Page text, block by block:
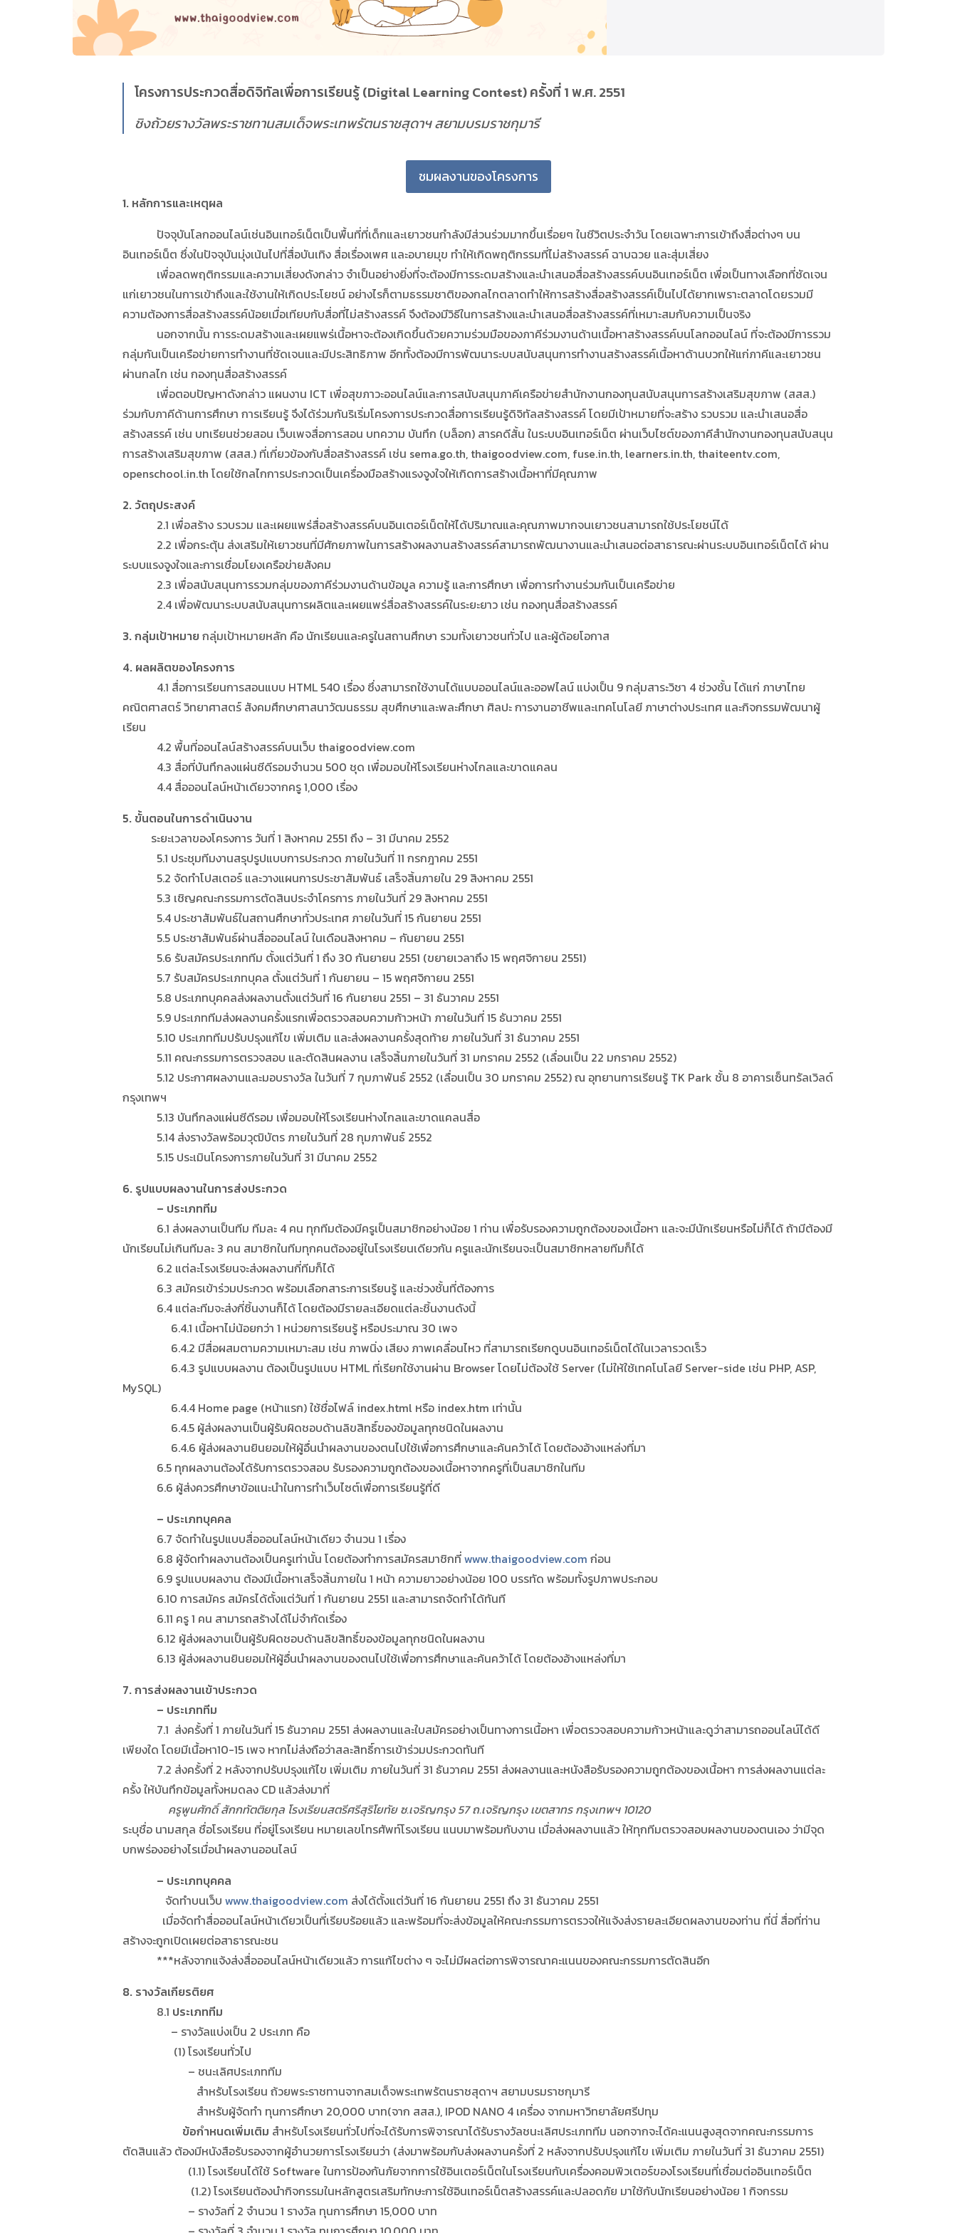
โครงการประกวดสื่อดิจิทัลเพื่อการเรียนรู้ (Digital Learning Contest) ครั้งที่ 1 พ.ศ. 2551
ชิงถ้วยรางวัลพระราชทานสมเด็จพระเทพรัตนราชสุดาฯ สยามบรมราชกุมารี
ชมผลงานของโครงการ
1. หลักการและเหตุผล
ปัจจุบันโลกออนไลน์เช่นอินเทอร์เน็ตเป็นพื้นที่ที่เด็กและเยาวชนกำลังมีส่วนร่วมมากขึ้นเรื่อยๆ ในชีวิตประจำวัน โดยเฉพาะการเข้าถึงสื่อต่างๆ บน
อินเทอร์เน็ต ซึ่งในปัจจุบันมุ่งเน้นไปที่สื่อบันเทิง สื่อเรื่องเพศ และอบายมุข ทำให้เกิดพฤติกรรมที่ไม่สร้างสรรค์ ฉาบฉวย และสุ่มเสี่ยง
เพื่อลดพฤติกรรมและความเสี่ยงดังกล่าว จำเป็นอย่างยิ่งที่จะต้องมีการระดมสร้างและนำเสนอสื่อสร้างสรรค์บนอินเทอร์เน็ต เพื่อเป็นทางเลือกที่ชัดเจน
แก่เยาวชนในการเข้าถึงและใช้งานให้เกิดประโยชน์ อย่างไรก็ตามธรรมชาติของกลไกตลาดทำให้การสร้างสื่อสร้างสรรค์เป็นไปได้ยากเพราะตลาดโดยรวมมี
ความต้องการสื่อสร้างสรรค์น้อยเมื่อเทียบกับสื่อที่ไม่สร้างสรรค์ จึงต้องมีวิธีในการสร้างและนำเสนอสื่อสร้างสรรค์ที่เหมาะสมกับความเป็นจริง
นอกจากนั้น การระดมสร้างและเผยแพร่เนื้อหาจะต้องเกิดขึ้นด้วยความร่วมมือของภาคีร่วมงานด้านเนื้อหาสร้างสรรค์บนโลกออนไลน์ ที่จะต้องมีการรวม
กลุ่มกันเป็นเครือข่ายการทำงานที่ชัดเจนและมีประสิทธิภาพ อีกทั้งต้องมีการพัฒนาระบบสนับสนุนการทำงานสร้างสรรค์เนื้อหาด้านบวกให้แก่ภาคีและเยาวชน
ผ่านกลไก เช่น กองทุนสื่อสร้างสรรค์
เพื่อตอบปัญหาดังกล่าว แผนงาน ICT เพื่อสุขภาวะออนไลน์และการสนับสนุนภาคีเครือข่ายสำนักงานกองทุนสนับสนุนการสร้างเสริมสุขภาพ (สสส.)
ร่วมกับภาคีด้านการศึกษา การเรียนรู้ จึงได้ร่วมกันริเริ่มโครงการประกวดสื่อการเรียนรู้ดิจิทัลสร้างสรรค์ โดยมีเป้าหมายที่จะสร้าง รวบรวม และนำเสนอสื่อ
สร้างสรรค์ เช่น บทเรียนช่วยสอน เว็บเพจสื่อการสอน บทความ บันทึก (บล็อก) สารคดีสั้น ในระบบอินเทอร์เน็ต ผ่านเว็บไซต์ของภาคีสำนักงานกองทุนสนับสนุน
การสร้างเสริมสุขภาพ (สสส.) ที่เกี่ยวข้องกับสื่อสร้างสรรค์ เช่น sema.go.th, thaigoodview.com, fuse.in.th, learners.in.th, thaiteentv.com,
openschool.in.th โดยใช้กลไกการประกวดเป็นเครื่องมือสร้างแรงจูงใจให้เกิดการสร้างเนื้อหาที่มีคุณภาพ
2. วัตถุประสงค์
2.1 เพื่อสร้าง รวบรวม และเผยแพร่สื่อสร้างสรรค์บนอินเตอร์เน็ตให้ได้ปริมาณและคุณภาพมากจนเยาวชนสามารถใช้ประโยชน์ได้
2.2 เพื่อกระตุ้น ส่งเสริมให้เยาวชนที่มีศักยภาพในการสร้างผลงานสร้างสรรค์สามารถพัฒนางานและนำเสนอต่อสาธารณะผ่านระบบอินเทอร์เน็ตได้ ผ่าน
ระบบแรงจูงใจและการเชื่อมโยงเครือข่ายสังคม
2.3 เพื่อสนับสนุนการรวมกลุ่มของภาคีร่วมงานด้านข้อมูล ความรู้ และการศึกษา เพื่อการทำงานร่วมกันเป็นเครือข่าย
2.4 เพื่อพัฒนาระบบสนับสนุนการผลิตและเผยแพร่สื่อสร้างสรรค์ในระยะยาว เช่น กองทุนสื่อสร้างสรรค์
3. กลุ่มเป้าหมายกลุ่มเป้าหมายหลัก คือ นักเรียนและครูในสถานศึกษา รวมทั้งเยาวชนทั่วไป และผู้ด้อยโอกาส
4. ผลผลิตของโครงการ
4.1 สื่อการเรียนการสอนแบบ HTML 540 เรื่อง ซึ่งสามารถใช้งานได้แบบออนไลน์และออฟไลน์ แบ่งเป็น 9 กลุ่มสาระวิชา 4 ช่วงชั้น ได้แก่ ภาษาไทย
คณิตศาสตร์ วิทยาศาสตร์ สังคมศึกษาศาสนาวัฒนธรรม สุขศึกษาและพละศึกษา ศิลปะ การงานอาชีพและเทคโนโลยี ภาษาต่างประเทศ และกิจกรรมพัฒนาผู้
เรียน
4.2 พื้นที่ออนไลน์สร้างสรรค์บนเว็บ thaigoodview.com
4.3 สื่อที่บันทึกลงแผ่นซีดีรอมจำนวน 500 ชุด เพื่อมอบให้โรงเรียนห่างไกลและขาดแคลน
4.4 สื่อออนไลน์หน้าเดียวจากครู 1,000 เรื่อง
5. ขั้นตอนในการดำเนินงาน
ระยะเวลาของโครงการ วันที่ 1 สิงหาคม 2551 ถึง – 31 มีนาคม 2552
5.1 ประชุมทีมงานสรุปรูปแบบการประกวด ภายในวันที่ 11 กรกฎาคม 2551
5.2 จัดทำโปสเตอร์ และวางแผนการประชาสัมพันธ์ เสร็จสิ้นภายใน 29 สิงหาคม 2551
5.3 เชิญคณะกรรมการตัดสินประจำโครการ ภายในวันที่ 29 สิงหาคม 2551
5.4 ประชาสัมพันธ์ในสถานศึกษาทั่วประเทศ ภายในวันที่ 15 กันยายน 2551
5.5 ประชาสัมพันธ์ผ่านสื่อออนไลน์ ในเดือนสิงหาคม – กันยายน 2551
5.6 รับสมัครประเภททีม ตั้งแต่วันที่ 1 ถึง 30 กันยายน 2551 (ขยายเวลาถึง 15 พฤศจิกายน 2551)
5.7 รับสมัครประเภทบุคล ตั้งแต่วันที่ 1 กันยายน – 15 พฤศจิกายน 2551
5.8 ประเภทบุคคลส่งผลงานตั้งแต่วันที่ 16 กันยายน 2551 – 31 ธันวาคม 2551
5.9 ประเภททีมส่งผลงานครั้งแรกเพื่อตรวจสอบความก้าวหน้า ภายในวันที่ 15 ธันวาคม 2551
5.10 ประเภททีมปรับปรุงแก้ไข เพิ่มเติม และส่งผลงานครั้งสุดท้าย ภายในวันที่ 31 ธันวาคม 2551
5.11 คณะกรรมการตรวจสอบ และตัดสินผลงาน เสร็จสิ้นภายในวันที่ 31 มกราคม 2552 (เลื่อนเป็น 22 มกราคม 2552)
5.12 ประกาศผลงานและมอบรางวัล ในวันที่ 7 กุมภาพันธ์ 2552 (เลื่อนเป็น 30 มกราคม 2552) ณ อุทยานการเรียนรู้ TK Park ชั้น 8 อาคารเซ็นทรัลเวิลด์
กรุงเทพฯ
5.13 บันทึกลงแผ่นซีดีรอม เพื่อมอบให้โรงเรียนห่างไกลและขาดแคลนสื่อ
5.14 ส่งรางวัลพร้อมวุฒิบัตร ภายในวันที่ 28 กุมภาพันธ์ 2552
5.15 ประเมินโครงการภายในวันที่ 31 มีนาคม 2552
6. รูปแบบผลงานในการส่งประกวด
– ประเภททีม
6.1 ส่งผลงานเป็นทีม ทีมละ 4 คน ทุกทีมต้องมีครูเป็นสมาชิกอย่างน้อย 1 ท่าน เพื่อรับรองความถูกต้องของเนื้อหา และจะมีนักเรียนหรือไม่ก็ได้ ถ้ามีต้องมี
นักเรียนไม่เกินทีมละ 3 คน สมาชิกในทีมทุกคนต้องอยู่ในโรงเรียนเดียวกัน ครูและนักเรียนจะเป็นสมาชิกหลายทีมก็ได้
6.2 แต่ละโรงเรียนจะส่งผลงานกี่ทีมก็ได้
6.3 สมัครเข้าร่วมประกวด พร้อมเลือกสาระการเรียนรู้ และช่วงชั้นที่ต้องการ
6.4 แต่ละทีมจะส่งกี่ชิ้นงานก็ได้ โดยต้องมีรายละเอียดแต่ละชิ้นงานดังนี้
6.4.1 เนื้อหาไม่น้อยกว่า 1 หน่วยการเรียนรู้ หรือประมาณ 30 เพจ
6.4.2 มีสื่อผสมตามความเหมาะสม เช่น ภาพนิ่ง เสียง ภาพเคลื่อนไหว ที่สามารถเรียกดูบนอินเทอร์เน็ตได้ในเวลารวดเร็ว
6.4.3 รูปแบบผลงาน ต้องเป็นรูปแบบ HTML ที่เรียกใช้งานผ่าน Browser โดยไม่ต้องใช้ Server (ไม่ให้ใช้เทคโนโลยี Server-side เช่น PHP, ASP,
MySQL)
6.4.4 Home page (หน้าแรก) ใช้ชื่อไฟล์ index.html หรือ index.htm เท่านั้น
6.4.5 ผู้ส่งผลงานเป็นผู้รับผิดชอบด้านลิขสิทธิ์ของข้อมูลทุกชนิดในผลงาน
6.4.6 ผู้ส่งผลงานยินยอมให้ผู้อื่นนำผลงานของตนไปใช้เพื่อการศึกษาและค้นคว้าได้ โดยต้องอ้างแหล่งที่มา
6.5 ทุกผลงานต้องได้รับการตรวจสอบ รับรองความถูกต้องของเนื้อหาจากครูที่เป็นสมาชิกในทีม
6.6 ผู้ส่งควรศึกษาข้อแนะนำในการทำเว็บไซต์เพื่อการเรียนรู้ที่ดี
– ประเภทบุคคล
6.7 จัดทำในรูปแบบสื่อออนไลน์หน้าเดียว จำนวน 1 เรื่อง
6.8 ผู้จัดทำผลงานต้องเป็นครูเท่านั้น โดยต้องทำการสมัครสมาชิกที่www.thaigoodview.com ก่อน
6.9 รูปแบบผลงาน ต้องมีเนื้อหาเสร็จสิ้นภายใน 1 หน้า ความยาวอย่างน้อย 100 บรรทัด พร้อมทั้งรูปภาพประกอบ
6.10 การสมัคร สมัครได้ตั้งแต่วันที่ 1 กันยายน 2551 และสามารถจัดทำได้ทันที
6.11 ครู 1 คน สามารถสร้างได้ไม่จำกัดเรื่อง
6.12 ผู้ส่งผลงานเป็นผู้รับผิดชอบด้านลิขสิทธิ์ของข้อมูลทุกชนิดในผลงาน
6.13 ผู้ส่งผลงานยินยอมให้ผู้อื่นนำผลงานของตนไปใช้เพื่อการศึกษาและค้นคว้าได้ โดยต้องอ้างแหล่งที่มา
7. การส่งผลงานเข้าประกวด
– ประเภททีม
7.1 ส่งครั้งที่ 1 ภายในวันที่ 15 ธันวาคม 2551 ส่งผลงานและใบสมัครอย่างเป็นทางการเนื้อหา เพื่อตรวจสอบความก้าวหน้าและดูว่าสามารถออนไลน์ได้ดี
เพียงใด โดยมีเนื้อหา10-15 เพจ หากไม่ส่งถือว่าสละสิทธิ์การเข้าร่วมประกวดทันที
7.2 ส่งครั้งที่ 2 หลังจากปรับปรุงแก้ไข เพิ่มเติม ภายในวันที่ 31 ธันวาคม 2551 ส่งผลงานและหนังสือรับรองความถูกต้องของเนื้อหา การส่งผลงานแต่ละ
ครั้ง ให้บันทึกข้อมูลทั้งหมดลง CD แล้วส่งมาที่
ครูพูนศักดิ์ สักกทัตติยกุล โรงเรียนสตรีศรีสุริโยทัย ซ.เจริญกรุง 57 ถ.เจริญกรุง เขตสาทร กรุงเทพฯ 10120
ระบุชื่อ นามสกุล ชื่อโรงเรียน ที่อยู่โรงเรียน หมายเลขโทรศัพท์โรงเรียน แนบมาพร้อมกับงาน เมื่อส่งผลงานแล้ว ให้ทุกทีมตรวจสอบผลงานของตนเอง ว่ามีจุด
บกพร่องอย่างไรเมื่อนำผลงานออนไลน์
– ประเภทบุคคล
จัดทำบนเว็บ www.thaigoodview.com ส่งได้ตั้งแต่วันที่ 16 กันยายน 2551 ถึง 31 ธันวาคม 2551
เมื่อจัดทำสื่อออนไลน์หน้าเดียวเป็นที่เรียบร้อยแล้ว และพร้อมที่จะส่งข้อมูลให้คณะกรรมการตรวจให้แจ้งส่งรายละเอียดผลงานของท่าน ที่นี่ สื่อที่ท่าน
สร้างจะถูกเปิดเผยต่อสาธารณะชน
***หลังจากแจ้งส่งสื่อออนไลน์หน้าเดียวแล้ว การแก้ไขต่าง ๆ จะไม่มีผลต่อการพิจารณาคะแนนของคณะกรรมการตัดสินอีก
8. รางวัลเกียรติยศ
8.1 ประเภททีม
– รางวัลแบ่งเป็น 2 ประเภท คือ
(1) โรงเรียนทั่วไป
– ชนะเลิศประเภททีม
สำหรับโรงเรียน ถ้วยพระราชทานจากสมเด็จพระเทพรัตนราชสุดาฯ สยามบรมราชกุมารี
สำหรับผู้จัดทำ ทุนการศึกษา 20,000 บาท(จาก สสส.), IPOD NANO 4 เครื่อง จากมหาวิทยาลัยศรีปทุม
ข้อกำหนดเพิ่มเติม สำหรับโรงเรียนทั่วไปที่จะได้รับการพิจารณาได้รับรางวัลชนะเลิศประเภททีม นอกจากจะได้คะแนนสูงสุดจากคณะกรรมการ
ตัดสินแล้ว ต้องมีหนังสือรับรองจากผู้อำนวยการโรงเรียนว่า (ส่งมาพร้อมกับส่งผลงานครั้งที่ 2 หลังจากปรับปรุงแก้ไข เพิ่มเติม ภายในวันที่ 31 ธันวาคม 2551)
(1.1) โรงเรียนได้ใช้ Software ในการป้องกันภัยจากการใช้อินเตอร์เน็ตในโรงเรียนกับเครื่องคอมพิวเตอร์ของโรงเรียนที่เชื่อมต่ออินเทอร์เน็ต
(1.2) โรงเรียนต้องนำกิจกรรมในหลักสูตรเสริมทักษะการใช้อินเทอร์เน็ตสร้างสรรค์และปลอดภัย มาใช้กับนักเรียนอย่างน้อย 1 กิจกรรม
– รางวัลที่ 2 จำนวน 1 รางวัล ทุนการศึกษา 15,000 บาท